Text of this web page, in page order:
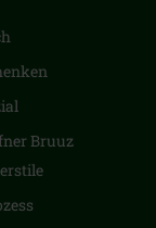
Bruuz